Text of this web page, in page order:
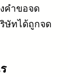
คำขอจด
ษัทได้ถูกจด